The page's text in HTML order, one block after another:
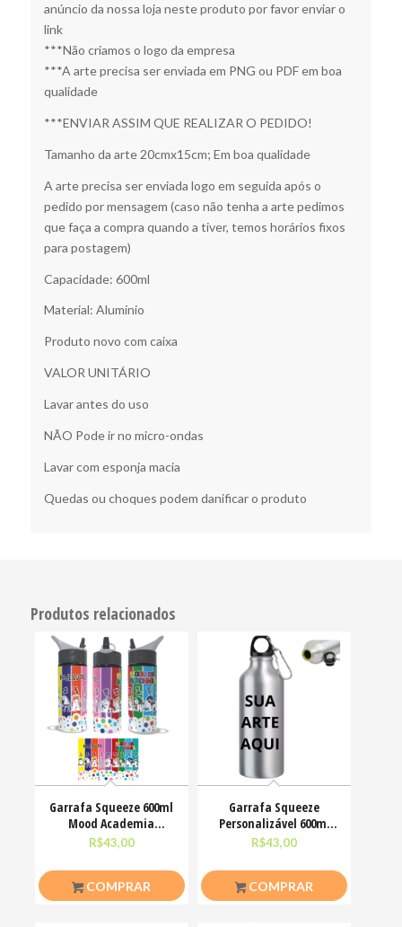
anúncio da nossa loja neste produto por favor enviar o
link
***Não criamos o logo da empresa
***A arte precisa ser enviada em PNG ou PDF em boa
qualidade
***ENVIAR ASSIM QUE REALIZAR O PEDIDO!
Tamanho da arte 20cmx15cm; Em boa qualidade
A arte precisa ser enviada logo em seguida após o
pedido por mensagem (caso não tenha a arte pedimos
que faça a compra quando a tiver, temos horários fixos
para postagem)
Capacidade: 600ml
Material: Alumínio
Produto novo com caixa
VALOR UNITÁRIO
Lavar antes do uso
NÃO Pode ir no micro-ondas
Lavar com esponja macia
Quedas ou choques podem danificar o produto
Produtos relacionados
Garrafa Squeeze 600ml
Mood Academia
Divertida Emoções
R$43,00
COMPRAR
Garrafa Squeeze
Personalizável 600ml
Tampa C/ Mosquetão
R$43,00
COMPRAR